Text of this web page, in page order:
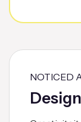
NOTICED